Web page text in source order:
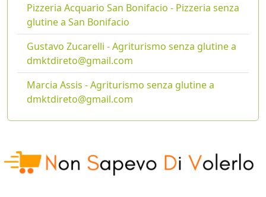
Pizzeria Acquario San Bonifacio - Pizzeria senza
glutine a San Bonifacio
Gustavo Zucarelli - Agriturismo senza glutine a
dmktdireto@gmail.com
Marcia Assis - Agriturismo senza glutine a
dmktdireto@gmail.com